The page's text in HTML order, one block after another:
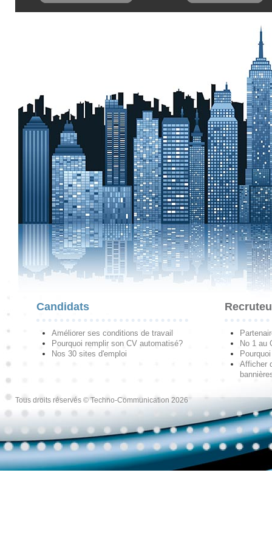
Candidats
Améliorer ses conditions de travail
Pourquoi remplir son CV automatisé?
Nos 30 sites d'emploi
No 1 au
Afficher
Tous droits réservés © Techno-Communication 2026